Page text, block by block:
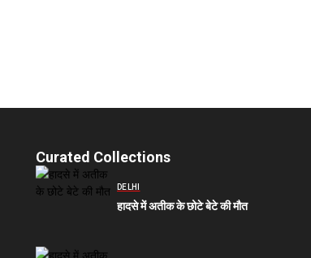
Curated Collections
DELHI
हादसे में अतीक के छोटे बेटे की मौत